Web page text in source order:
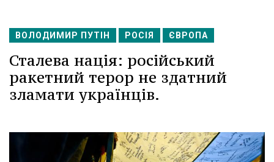
ВОЛОДИМИР ПУТІН РОСІЯ ЄВРОПА
Сталева нація: російський
ракетний терор не здатний
зламати українців.